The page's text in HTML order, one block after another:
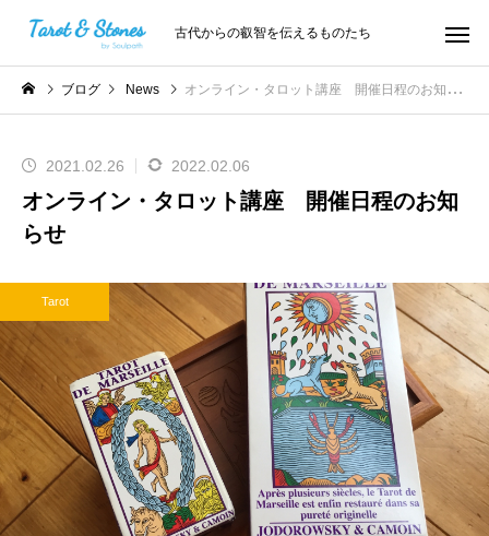
古代からの叡智を伝えるものたち
ブログ News オンライン・タロット講座 開催日程のお知らせ
2021.02.26 2022.02.06
オンライン・タロット講座 開催日程のお知
らせ
Tarot